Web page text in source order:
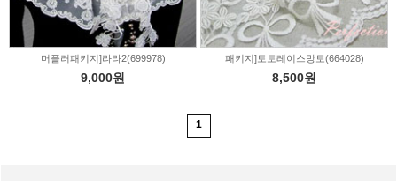
머플러패키지]라라2(699978)
9,000원
패키지]토토레이스망토(664028)
8,500원
1